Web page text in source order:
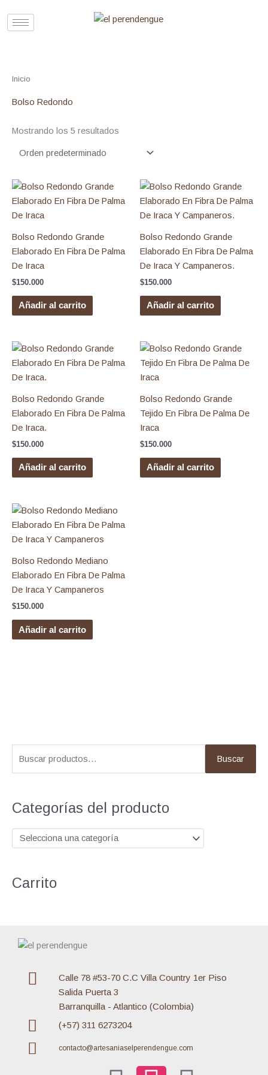
Inicio
Bolso Redondo
Mostrando los 5 resultados
Bolso Redondo Grande
Elaborado En Fibra De Palma
De Iraca
$150.000
Añadir al carrito
Bolso Redondo Grande
Elaborado En Fibra De Palma
De Iraca Y Campaneros.
$150.000
Añadir al carrito
Bolso Redondo Grande
Elaborado En Fibra De Palma
De Iraca.
$150.000
Añadir al carrito
Bolso Redondo Grande
Tejido En Fibra De Palma De
Iraca
$150.000
Añadir al carrito
Bolso Redondo Mediano
Elaborado En Fibra De Palma
De Iraca Y Campaneros
$150.000
Añadir al carrito
c
Buscar
Categorías del producto
Carrito
Calle 78 #53-70 C.C Villa Country 1er Piso
Salida Puerta 3
Barranquilla - Atlantico (Colombia)
(+57) 311 6273204
contacto@artesaniaselperendengue.com